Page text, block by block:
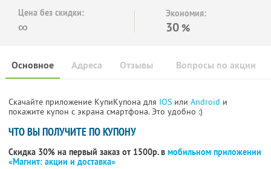
Цена без скидки:
∞
Экономия:
30 %
Основное Отзывы Вопросы по акции
Адреса
Скачайте приложение КупиКупона для IOS или Android и
покажите купон с экрана смартфона. Это удобно :)
ЧТО ВЫ ПОЛУЧИТЕ ПО КУПОНУ
Скидка 30% на первый заказ от 1500р. в мобильном приложении
«Магнит: акции и доставка»